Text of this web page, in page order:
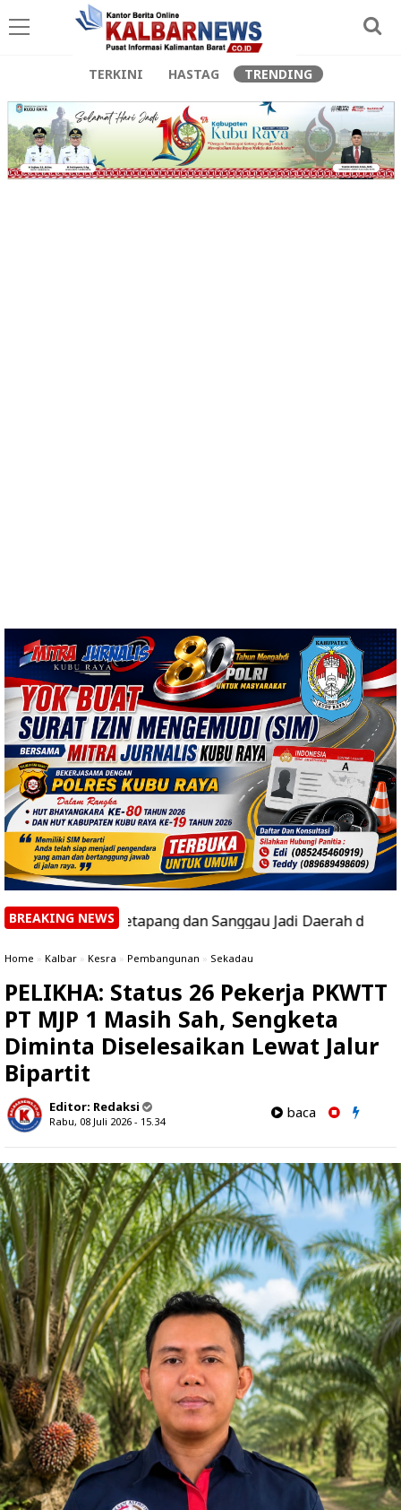
TERKINI HASTAG TRENDING
BREAKING NEWS
Ketapang dan Sanggau Jadi Daerah dengan Hotspot
Home » Kalbar » Kesra » Pembangunan » Sekadau
PELIKHA: Status 26 Pekerja PKWTT
PT MJP 1 Masih Sah, Sengketa
Diminta Diselesaikan Lewat Jalur
Bipartit
Editor: Redaksi
Rabu, 08 Juli 2026 - 15.34
baca